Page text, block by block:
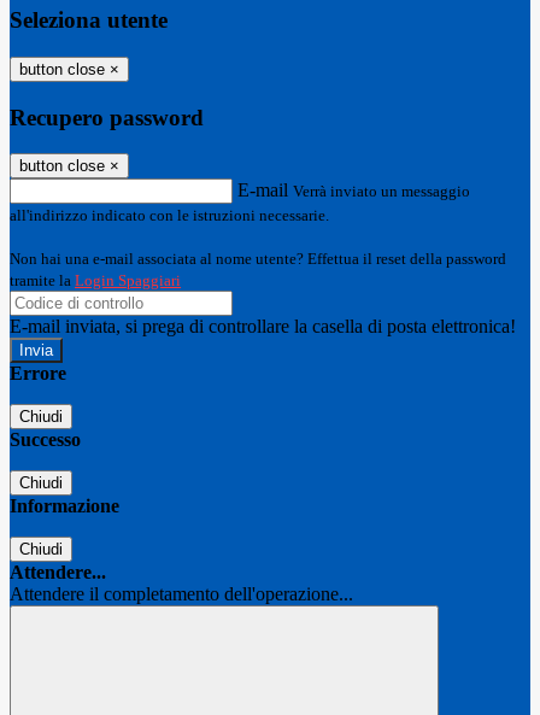
Seleziona utente
button close ×
Recupero password
button close ×
E-mail Verrà inviato un messaggio
all'indirizzo indicato con le istruzioni necessarie.
Non hai una e-mail associata al nome utente? Effettua il reset della password
tramite la Login Spaggiari
E-mail inviata, si prega di controllare la casella di posta elettronica!
Errore
Chiudi
Successo
Chiudi
Informazione
Chiudi
Attendere...
Attendere il completamento dell'operazione...